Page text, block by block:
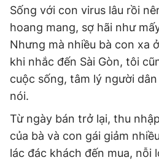
Sống với con virus lâu rồi
hoang mang, sợ hãi như
Nhưng mà nhiều bà con xa
khi nhắc đến Sài Gòn, tôi
cuộc sống, tâm lý người dân
nói.
Từ ngày bán trở lại, thu
của bà và con gái giảm
lác đác khách đến mua, nỗi